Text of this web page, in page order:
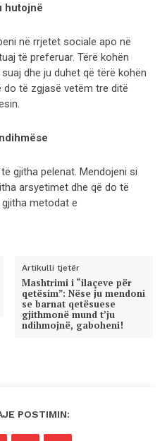
hutojnë
në rrjetet sociale apo në
të preferuar. Tërë kohën
dhe ju duhet që tërë kohën
do të zgjasë vetëm tre ditë
gjitha pelenat. Mendojeni si
arsyetimet dhe që do të
metodat e
Artikulli tjetër
Mashtrimi i “ilaçeve për
qetësim”: Nëse ju mendoni
se barnat qetësuese
gjithmonë mund t’ju
ndihmojnë, gaboheni!
POSTIMIN: